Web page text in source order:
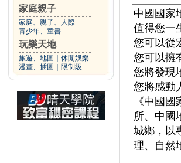
家庭親子
家庭、親子、人際
青少年、童書
玩樂天地
旅遊、地圖
休閒娛樂
漫畫、插圖
限制級